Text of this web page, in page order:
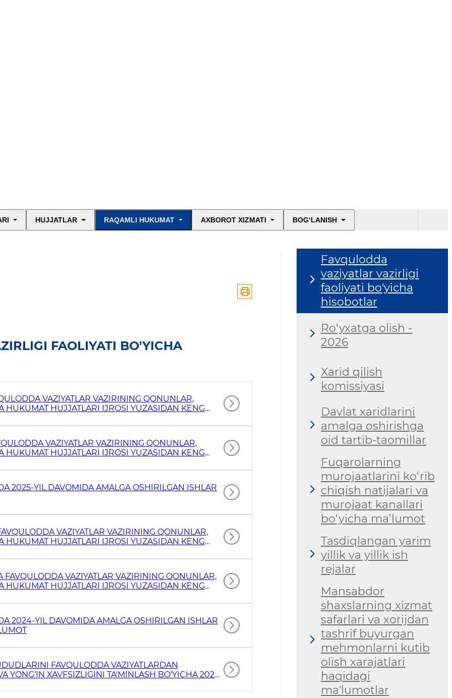
HUJJATLAR RAQAMLI HUKUMAT AXBOROT XIZMATI BOG‘LANISH
FAOLIYATI BO'YICHA
VAZIYATLAR VAZIRINING QONUNLAR,
HUKUMAT HUJJATLARI IJROSI YUZASIDAN KENG
VAZIYATLAR VAZIRINING QONUNLAR,
HUKUMAT HUJJATLARI IJROSI YUZASIDAN KENG
2025-YIL DAVOMIDA AMALGA OSHIRILGAN ISHLAR
VAZIYATLAR VAZIRINING QONUNLAR,
HUKUMAT HUJJATLARI IJROSI YUZASIDAN KENG
VAZIYATLAR VAZIRINING QONUNLAR,
HUKUMAT HUJJATLARI IJROSI YUZASIDAN KENG
2024-YIL DAVOMIDA AMALGA OSHIRILGAN ISHLAR
FAVQULODDA VAZIYATLARDAN
YONG‘IN XAVFSIZLIGINI TA'MINLASH BO‘YICHA 2023-
Sodir bo'lgan
favqulodda vaziyatlar
Favqulodda
vaziyatlar vazirligi
faoliyati bo'yicha
hisobotlar
Ro‘yxatga olish -
2026
Xarid qilish
komissiyasi
Davlat xaridlarini
amalga oshirishga
oid tartib-taomillar
Fuqarolarning
murojaatlarini ko‘rib
chiqish natijalari va
murojaat kanallari
bo‘yicha ma’lumot
Tasdiqlangan yarim
yillik va yillik ish
rejalar
Mansabdor
shaxslarning xizmat
safarlari va xorijdan
tashrif buyurgan
mehmonlarni kutib
olish xarajatlari
haqidagi
ma'lumotlar